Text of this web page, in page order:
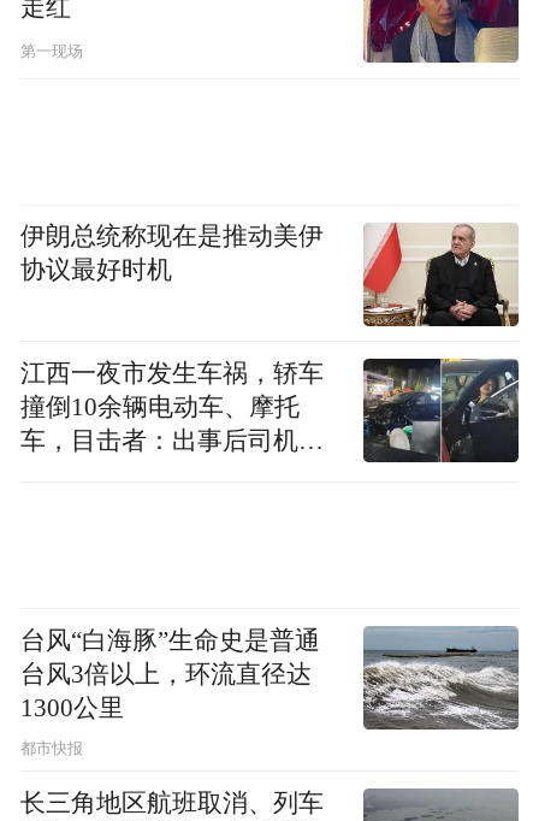
走红
第一现场
伊朗总统称现在是推动美伊
协议最好时机
江西一夜市发生车祸，轿车
撞倒10余辆电动车、摩托
车，目击者：出事后司机一
台风“白海豚”生命史是普通
台风3倍以上，环流直径达
1300公里
都市快报
长三角地区航班取消、列车